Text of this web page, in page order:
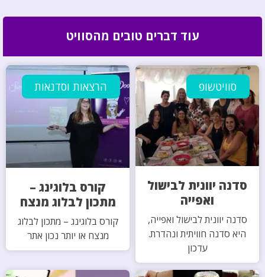
עוד דברים טובים מהסוויט
סוויטשופ
סדנה יוונית לבישול
ואפייה
סדנה יוונית לבישול ואפייה,
היא סדנה חוויתית ונהדרת.
עדכון
הרצאות וסדנאות
קורס בלוגינג –
מתכון לבלוג מנצח
קורס בלוגינג – מתכון לבלוג
מנצח או יותר נכון אתר